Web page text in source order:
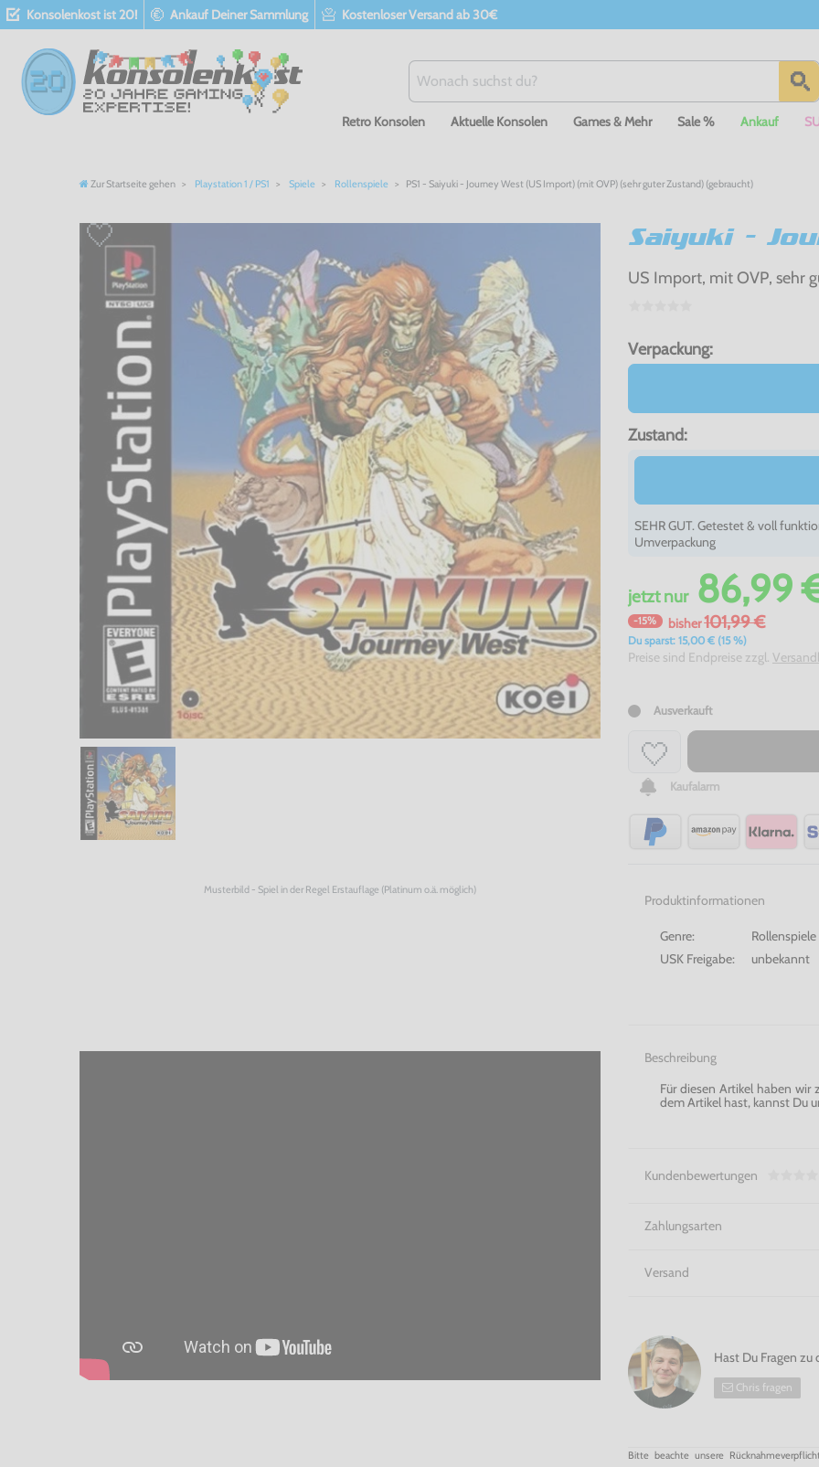
Konsolenkost ist 20! Ankauf Deiner Sammlung Kostenloser Versand ab 30€
Retro Konsolen Aktuelle Konsolen Games & Mehr Sale % Ankauf
Zur Startseite gehen Playstation 1 / PS1 Spiele Rollenspiele PS1 - Saiyuki - Journey West (US Import) (mit OVP) (sehr guter Zustand) (gebraucht)
Musterbild - Spiel in der Regel Erstauflage (Platinum o.ä. möglich)
Saiyuki -
US Import, mit OVP, sehr
Verpackung:
Zustand:
SEHR GUT. Getestet & voll
Umverpackung
jetztnur86,99
-15% bisher101,99 €
Du sparst: 15,00 € (15 %)
Preise sind Endpreise zzgl.
Ausverkauft
Kaufalarm
Produktinformationen
Genre: Rollenspiele
USK Freigabe:
unbekannt
Beschreibung
Für diesen Artikel haben wir
dem Artikel hast, kannst Du
Kundenbewertungen
Zahlungsarten
Versand
Hast Du Fragen zu
Chris fragen
Bitte beachte unsere